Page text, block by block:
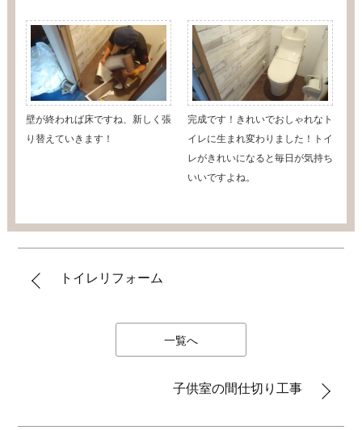
壁が終われば床ですね、新しく張
り替えていきます！
完成です！きれいでおしゃれなト
イレに生まれ変わりました！トイ
レがきれいになると毎日が気持ち
いいですよね。
トイレリフォーム
一覧へ
子供室の間仕切り工事